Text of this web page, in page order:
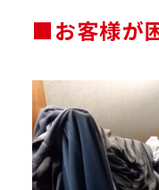
■お客様が